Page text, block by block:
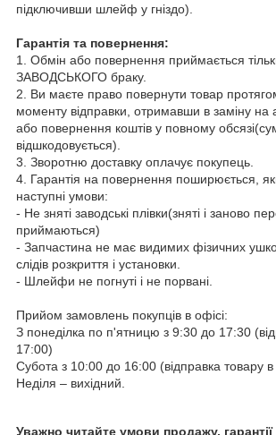
підключивши шлейф у гніздо).
Гарантія та повернення:
1. Обмін або повернення приймається
ЗАВОДСЬКОГО браку.
2. Ви маєте право повернути товар
моменту відправки, отримавши в заміну на
або повернення коштів у повному
відшкодовується).
3. Зворотню доставку оплачує покупець.
4. Гарантія на повернення поширюється,
наступні умови:
- Не зняті заводські плівки(зняті і заново
приймаються)
- Запчастина не має видимих фізичних
слідів розкриття і установки.
- Шлейфи не погнуті і не порвані.
Прийом замовлень покупців в офісі:
З понеділка по п'ятницю з 9:30 до 17:30
17:00)
Субота з 10:00 до 16:00 (відправка товару
Неділя – вихідний.
Уважно читайте умови продажу, гарантії